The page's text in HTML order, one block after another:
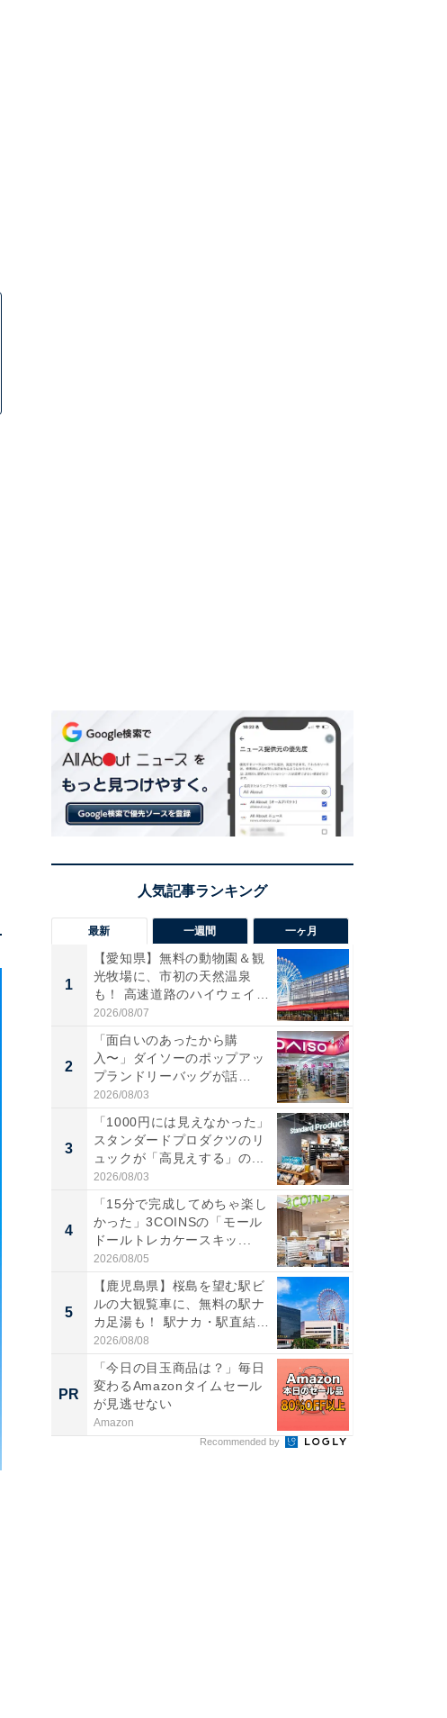
最新 一週間 一ヶ月
1
【愛知県】無料の動物園＆観
光牧場に、市初の天然温泉
も！ 高速道路のハイウェイオ
ア...
2026/08/07
2
「面白いのあったから購
入〜」ダイソーのポップアッ
プランドリーバッグが話
題。“さま...
2026/08/03
3
「1000円には見えなかった」
スタンダードプロダクツのリ
ュックが「高見えする」の...
2026/08/03
4
「15分で完成してめちゃ楽し
かった」3COINSの「モール
ドールトレカケースキッ...
2026/08/05
5
【鹿児島県】桜島を望む駅ビ
ルの大観覧車に、無料の駅ナ
カ足湯も！ 駅ナカ・駅直結
ス...
2026/08/08
PR
「今日の目玉商品は？」毎日
変わるAmazonタイムセール
が見逃せない
Amazon
Recommended by